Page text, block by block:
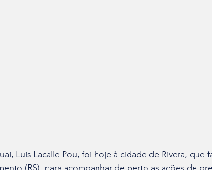
Luis Lacalle Pou, foi hoje à cidade de Rivera, que
(RS), para acompanhar de perto as ações de